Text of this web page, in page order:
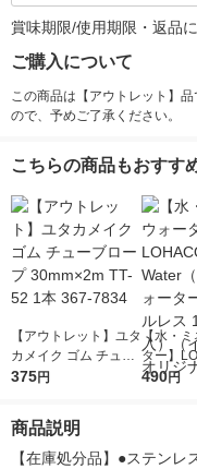
賞味期限/使用期限・返品
ご購入について
この商品は【アウトレット】
ので、予めご了承ください。
こちらの商品もおすす
【アウトレット】ユタ
カメイク ゴム チュー
ブロープ 30mm×2m T
375円
【水・
ター】
r（ロハ
490円
商品説明
【在庫処分品】●ステン